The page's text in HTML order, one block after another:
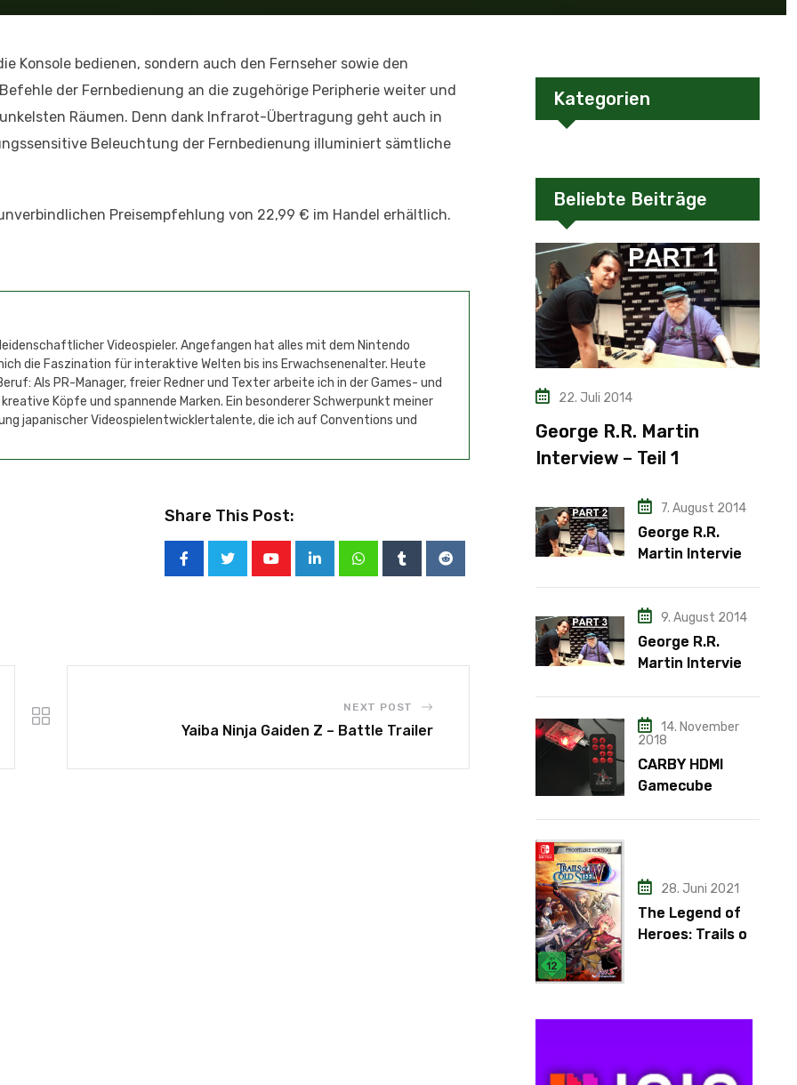
Konsole bedienen, sondern auch den Fernseher sowie den
der Fernbedienung an die zugehörige Peripherie weiter und
Räumen. Denn dank Infrarot-Übertragung geht auch in
Beleuchtung der Fernbedienung illuminiert sämtliche
Preisempfehlung von 22,99 € im Handel erhältlich.
Videospieler. Angefangen hat alles mit dem Nintendo
die Faszination für interaktive Welten bis ins Erwachsenenalter. Heute
Als PR-Manager, freier Redner und Texter arbeite ich in der Games- und
Köpfe und spannende Marken. Ein besonderer Schwerpunkt meiner
japanischer Videospielentwicklertalente, die ich auf Conventions und
Share This Post:
NEXT POST
Yaiba Ninja Gaiden Z – Battle Trailer
Kategorien
Beliebte Beiträge
22. Juli 2014
George R.R. Martin
Interview – Teil 1
7. August 2014
George R.R.
Martin Interview
9. August 2014
George R.R.
Martin Interview
14. November
2018
CARBY HDMI
Gamecube
28. Juni 2021
The Legend of
Heroes: Trails of